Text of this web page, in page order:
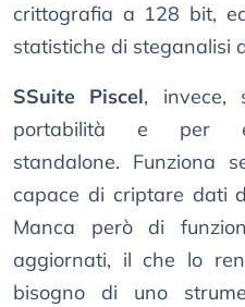
crittografia a 128 bit,
statistiche di steganalisi
SSuite Piscel, invece,
portabilità e per
standalone. Funziona
capace di criptare dati
Manca però di
aggiornati, il che lo
bisogno di uno